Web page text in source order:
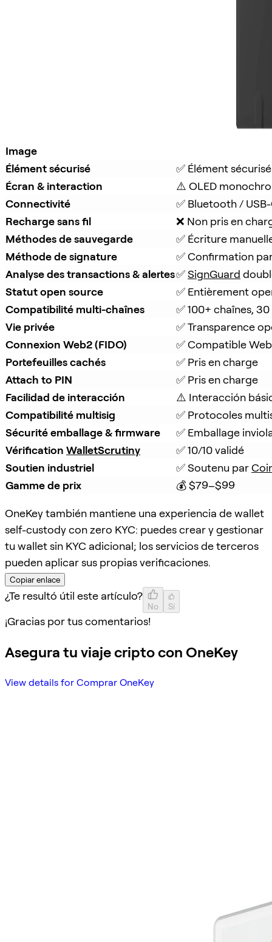
Image
Élément sécurisé
✅ Élément
Écran & interaction
⚠️ OLED
Connectivité
✅ Bluetooth /
Recharge sans fil
❌ Non pris en
Méthodes de sauvegarde
✅ Écriture
Méthode de signature
✅ Confirmation
Analyse des transactions & alertes✅ SignGuard
Statut open source
✅ Entièrement
Compatibilité multi-chaînes
✅ 100+ chaînes,
Vie privée
✅ Transparence
Connexion Web2 (FIDO)
✅ Compatible
Portefeuilles cachés
✅ Pris en charge
Attach to PIN
✅ Pris en charge
Facilidad de interacción
⚠️ Interacción
Compatibilité multisig
✅ Protocoles
Sécurité emballage & firmware
✅ Emballage
Vérification WalletScrutiny
✅ 10/10 validé
Soutien industriel
✅ Soutenu par
Gamme de prix
💰 $79–$99
OneKey también mantiene una experiencia de wallet
self-custody con zero KYC: puedes crear y gestionar
tu wallet sin KYC adicional; los servicios de terceros
pueden aplicar sus propias verificaciones.
Copiar enlace
¿Te resultó útil este artículo?
No Sí
¡Gracias por tus comentarios!
Asegura tu viaje cripto con OneKey
View details for Comprar OneKey